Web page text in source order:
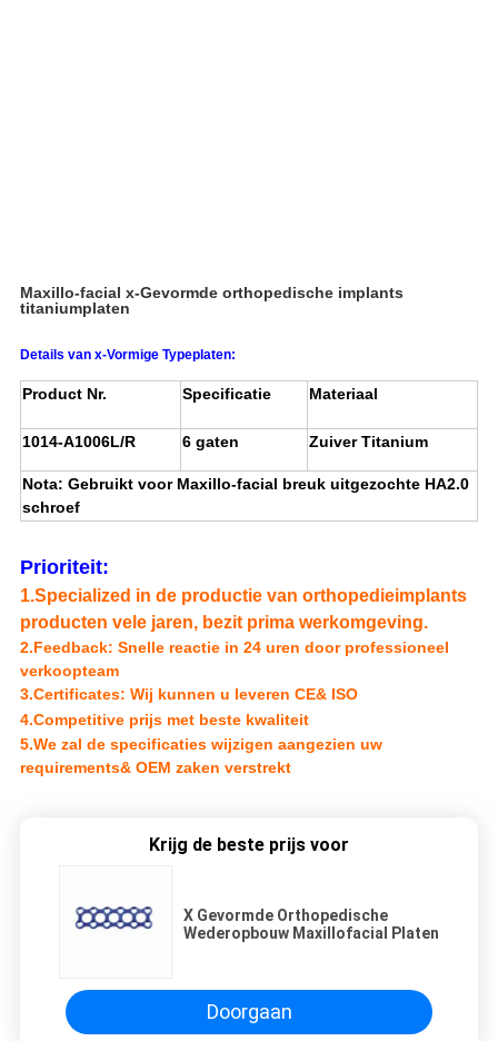
Maxillo-facial x-Gevormde orthopedische implants
titaniumplaten
Details van x-Vormige Typeplaten:
Product Nr. Specificatie Materiaal
1014-A1006L/R 6 gaten Zuiver Titanium
Nota: Gebruikt voor Maxillo-facial breuk uitgezochte HA2.0
schroef
Prioriteit:
1.Specialized in de productie van orthopedieimplants
producten vele jaren, bezit prima werkomgeving.
2.Feedback: Snelle reactie in 24 uren door professioneel
verkoopteam
3.Certificates: Wij kunnen u leveren CE& ISO
4.Competitive prijs met beste kwaliteit
5.We zal despecificaties wijzigen aangezien uw
requirements& OEM zaken verstrekt
Krijg de beste prijs voor
X Gevormde Orthopedische
Wederopbouw Maxillofacial Platen
Doorgaan